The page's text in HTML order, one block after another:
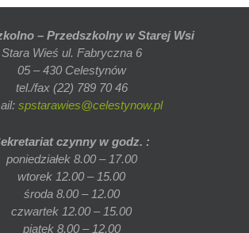
– Przedszkolny w Starej Wsi
Stara Wieś ul. Fabryczna 6
05 – 430 Celestynów
tel./fax (22) 789 70 46
spstarawies@celestynow.pl
czynny w godz. :
poniedziałek 8.00 – 17.00
wtorek 12.00 – 15.00
środa 8.00 – 12.00
czwartek 12.00 – 15.00
piątek 8.00 – 12.00